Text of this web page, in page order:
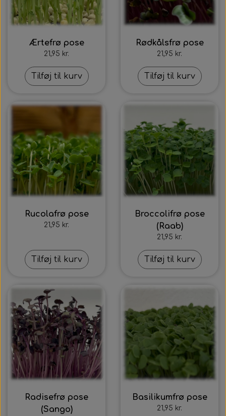
Ærtefrø pose
21,95 kr.
Tilføj til kurv
Rødkålsfrø pose
21,95 kr.
Tilføj til kurv
Rucolafrø pose
21,95 kr.
Tilføj til kurv
Broccolifrø pose
(Raab)
21,95 kr.
Tilføj til kurv
Radisefrø pose
(Sango)
Basilikumfrø pose
21,95 kr.